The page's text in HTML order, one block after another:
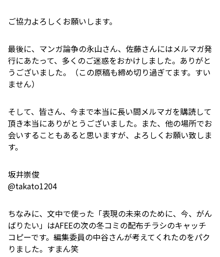
ご協力よろしくお願いします。
最後に、マンガ論争の永山さん、佐藤さんにはメルマガ発
行にあたって、多くのご迷惑をおかけしました。ありがと
うございました。（この原稿も締め切り過ぎてます。すい
ません）
そして、皆さん、今まで本当に長い間メルマガを購読して
頂き本当にありがとうございました。また、他の場所でお
会いすることもあると思いますが、よろしくお願い致しま
す。
坂井崇俊
@takato1204
ちなみに、文中で使った「表現の未来のために、今、がん
ばりたい」はAFEEの次の冬コミの配布チラシのキャッチ
コピーです。編集委員の中谷さんが考えてくれたのをパク
りました。すまん笑